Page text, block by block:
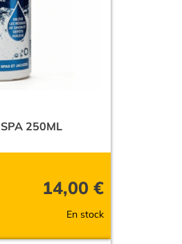
250ML
14,00 €
En stock